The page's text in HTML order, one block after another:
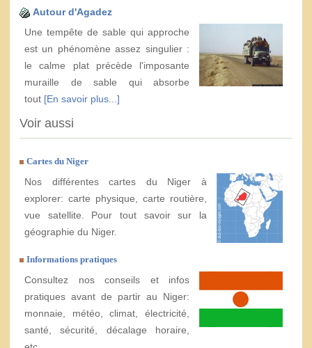
Autour d'Agadez
Une tempête de sable qui approche
est un phénomène assez singulier :
le calme plat précède l'imposante
muraille de sable qui absorbe
tout [En savoir plus...]
Voir aussi
Cartes du Niger
Nos différentes cartes du Niger à
explorer: carte physique, carte routière,
vue satellite. Pour tout savoir sur la
géographie du Niger.
Informations pratiques
Consultez nos conseils et infos
pratiques avant de partir au Niger:
monnaie, météo, climat, électricité,
santé, sécurité, décalage horaire,